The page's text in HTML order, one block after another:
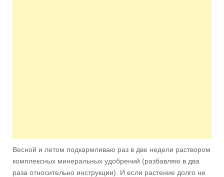
Весной и летом подкармливаю раз в две недели раствором
комплексных минеральных удобрений (разбавляю в два
раза относительно инструкции). И если растение долго не